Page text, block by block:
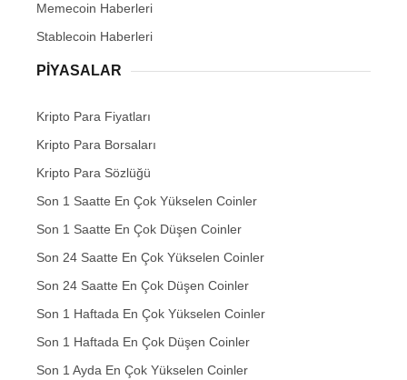
Memecoin Haberleri
Stablecoin Haberleri
PIYASALAR
Kripto Para Fiyatları
Kripto Para Borsaları
Kripto Para Sözlüğü
Son 1 Saatte En Çok Yükselen Coinler
Son 1 Saatte En Çok Düşen Coinler
Son 24 Saatte En Çok Yükselen Coinler
Son 24 Saatte En Çok Düşen Coinler
Son 1 Haftada En Çok Yükselen Coinler
Son 1 Haftada En Çok Düşen Coinler
Son 1 Ayda En Çok Yükselen Coinler